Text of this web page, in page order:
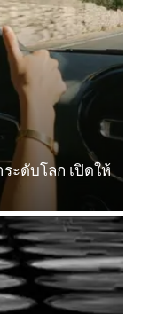
ะดับโลก เปิดให้